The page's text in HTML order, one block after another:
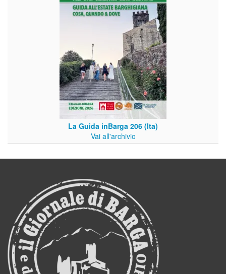
La Guida inBarga 206 (Ita)
Vai all'archivio